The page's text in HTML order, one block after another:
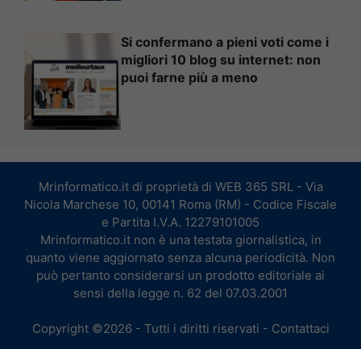
Si confermano a pieni voti come i
migliori 10 blog su internet: non
puoi farne più a meno
Mrinformatico.it di proprietà di WEB 365 SRL - Via
Nicola Marchese 10, 00141 Roma (RM) - Codice Fiscale
e Partita I.V.A. 12279101005
Mrinformatico.it non è una testata giornalistica, in
quanto viene aggiornato senza alcuna periodicità. Non
può pertanto considerarsi un prodotto editoriale ai
sensi della legge n. 62 del 07.03.2001
Copyright ©2026 - Tutti i diritti riservati - Contattaci